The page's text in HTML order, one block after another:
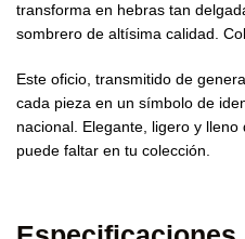
transforma en hebras tan
sombrero de altísima calidad.
Este oficio, transmitido de
cada pieza en un símbolo de
nacional. Elegante, ligero y
puede faltar en tu colección.